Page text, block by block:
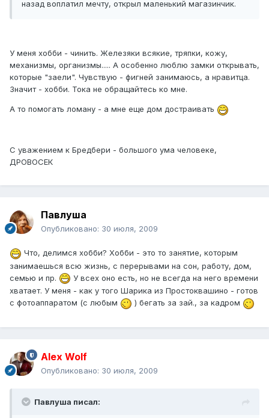
назад воплатил мечту, открыл маленький магазинчик.
У меня хобби - чинить. Железяки всякие, тряпки, кожу,
механизмы, организмы..... А особенно люблю замки открывать,
которые "заели". Чувствую - фигней занимаюсь, а нравитца.
Значит - хобби. Тока не обращайтесь ко мне.
А то помогать ломану - а мне еще дом достраивать
С уважением к Бредбери - большого ума человеке,
ДРОВОСЕК
Павлуша
Опубликовано: 30 июля, 2009
Что, делимся хобби? Хобби - это то занятие, которым
занимаешься всю жизнь, с перерывами на сон, работу, дом,
семью и пр.
У всех оно есть, но не всегда на него времени
хватает. У меня - как у того Шарика из Простоквашино - готов
с фотоаппаратом (с любым
) бегать за зай., за кадром
Alex Wolf
Опубликовано: 30 июля, 2009
Павлуша писал: